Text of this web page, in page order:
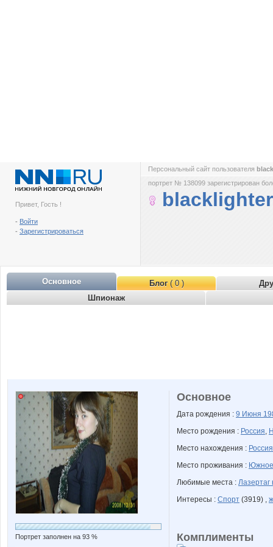
Привет, Гость !
- Войти
- Зарегистрироваться
Персональный сайт пользователя
портрет № 138099 зарегистрирован
blacklighter
Основное Блог( 0 )
Шпионаж
Портрет заполнен на 93 %
Основное
Дата рождения : 9 Июня
Место рождения : Россия,
Место нахождения : Россия
Место проживания :
Любимые места :
Интересы : Спорт (3919) ,
Комплименты